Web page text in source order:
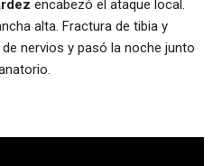
encabezó el ataque local.
alta. Fractura de tibia y
nervios y pasó la noche junto